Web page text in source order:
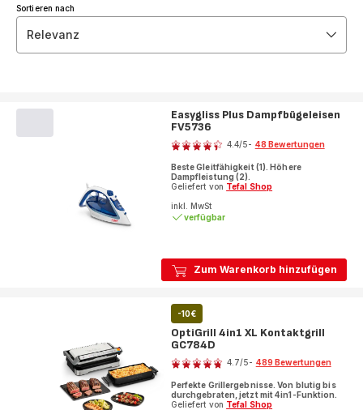
Sortieren nach
Relevanz
Zum Warenkorb hinzufügen
Easygliss Plus Dampfbügeleisen
FV5736
Bewertung
4.4/5- 48 Bewertungen
Beste Gleitfähigkeit (1). Höhere
Dampfleistung (2).
Geliefert von Tefal Shop
inkl. MwSt
verfügbar
-10€
OptiGrill 4in1 XL Kontaktgrill
GC784D
Bewertung
4.7/5- 489 Bewertungen
Perfekte Grillergebnisse. Von blutig bis
durchgebraten, jetzt mit 4in1-Funktion.
Geliefert von Tefal Shop